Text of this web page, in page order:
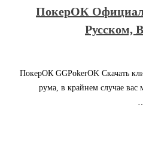
ПокерОК
Русском,
ПокерОК GGPokerOK Скачать
рума, в крайнем случае вас